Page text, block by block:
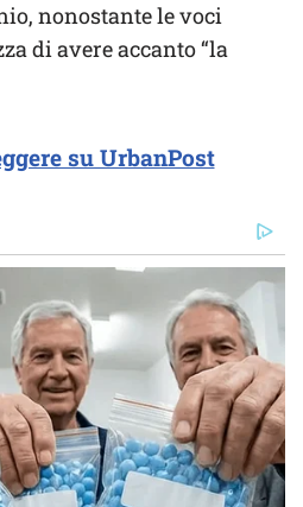
nonostante le voci
di avere accanto “la
su UrbanPost